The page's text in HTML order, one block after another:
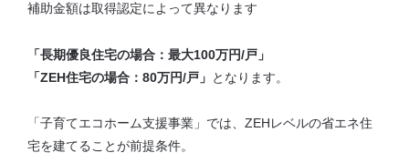
補助金額は取得認定によって異なります
「長期優良住宅の場合：最大100万円/戸」
「ZEH住宅の場合：80万円/戸」 となります。
「子育てエコホーム支援事業」では、ZEHレベルの省エネ住
宅を建てることが前提条件。